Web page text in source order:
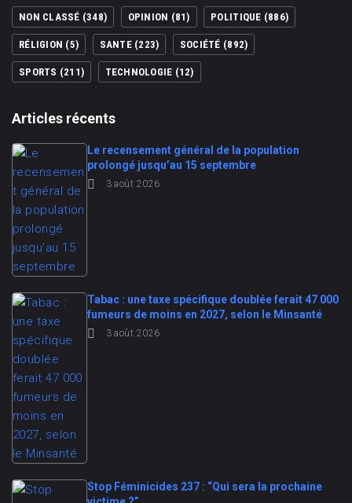
NON CLASSÉ (348) OPINION (81) POLITIQUE (886)
RÉLIGION (5) SANTE(223) SOCIÉTÉ (892)
SPORTS (211) TECHNOLOGIE (12)
Articles récents
Le recensement général de la population
prolongé jusqu’au 15 septembre
3 août 2026
Tabac : une taxe spécifique doublée ferait 47 000
fumeurs de moins en 2027, selon le Minsanté
3 août 2026
Stop Féminicides 237 : “Qui sera la prochaine